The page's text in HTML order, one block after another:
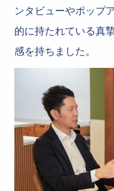
ンタビューやポップ
的に持たれている真
感を持ちました。